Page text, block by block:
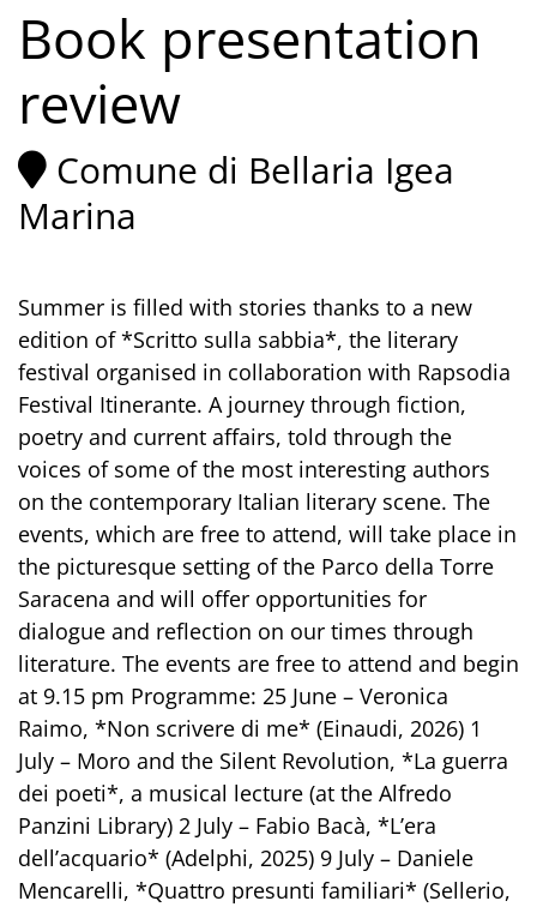
Book presentation
review
Comune di Bellaria Igea
Marina
Summer is filled with stories thanks to a new
edition of *Scritto sulla sabbia*, the literary
festival organised in collaboration with Rapsodia
Festival Itinerante. A journey through fiction,
poetry and current affairs, told through the
voices of some of the most interesting authors
on the contemporary Italian literary scene. The
events, which are free to attend, will take place in
the picturesque setting of the Parco della Torre
Saracena and will offer opportunities for
dialogue and reflection on our times through
literature. The events are free to attend and begin
at 9.15 pm Programme: 25 June – Veronica
Raimo, *Non scrivere di me* (Einaudi, 2026) 1
July – Moro and the Silent Revolution, *La guerra
dei poeti*, a musical lecture (at the Alfredo
Panzini Library) 2 July – Fabio Bacà, *L’era
dell’acquario* (Adelphi, 2025) 9 July – Daniele
Mencarelli, *Quattro presunti familiari* (Sellerio,